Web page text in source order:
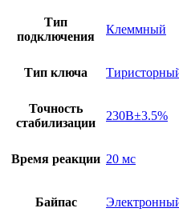
Тип
подключения
Клеммный
Тип ключа
Точность
стабилизации
230В±3.5%
Время реакции 20 мс
Байпас